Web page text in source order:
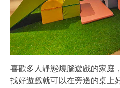
喜歡多人靜態燒腦遊戲的家庭
找好遊戲就可以在旁邊的桌上